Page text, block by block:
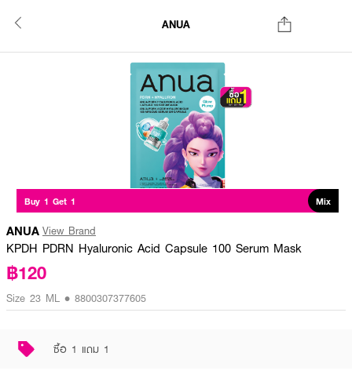
ANUA
Buy 1 Get 1 Mix
ANUA View Brand
KPDH PDRN Hyaluronic Acid Capsule 100 Serum Mask
฿120
Size 23 ML • 8800307377605
ซื้อ 1 แถม 1